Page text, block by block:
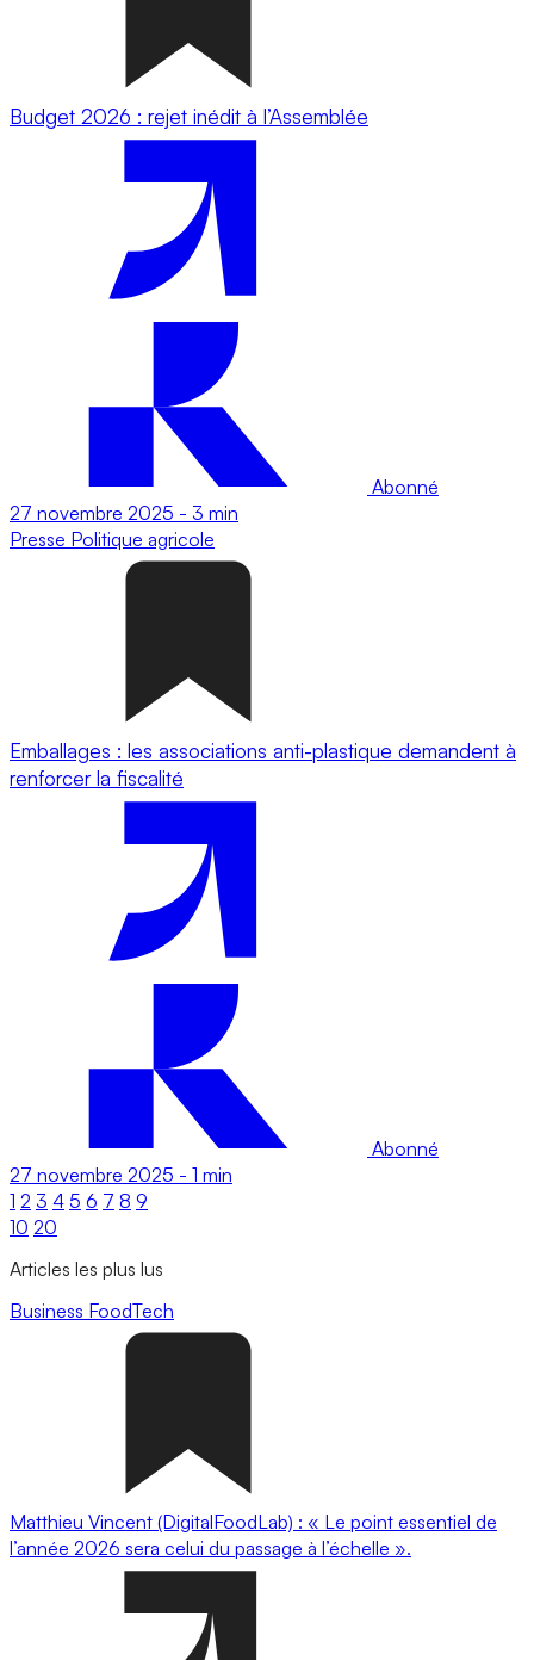
Budget 2026 : rejet inédit à l’Assemblée
Abonné
27 novembre 2025 - 3 min
Presse Politique agricole
Emballages : les associations anti-plastique demandent à
renforcer la fiscalité
Abonné
27 novembre 2025 - 1 min
1 2 3 4 5 6 7 8 9
10 20
Articles les plus lus
Business FoodTech
Matthieu Vincent (DigitalFoodLab) : « Le point essentiel de
l’année 2026 sera celui du passage à l’échelle ».